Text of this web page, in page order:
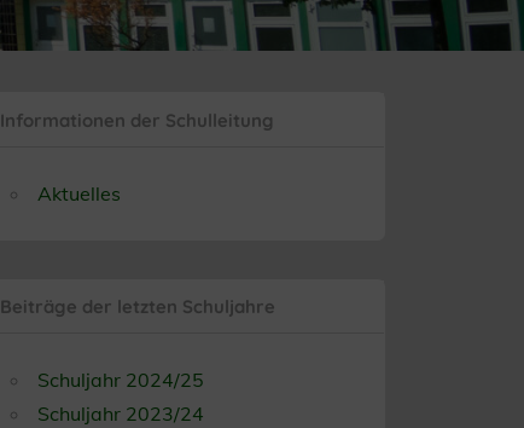
Informationen der Schulleitung
Aktuelles
Beiträge der letzten Schuljahre
Schuljahr 2024/25
Schuljahr 2023/24